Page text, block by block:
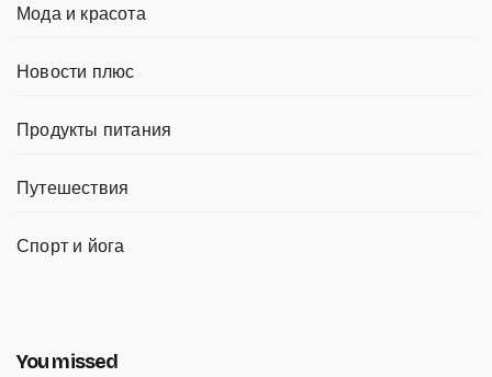
Мода и красота
Новости плюс
Продукты питания
Путешествия
Спорт и йога
You missed